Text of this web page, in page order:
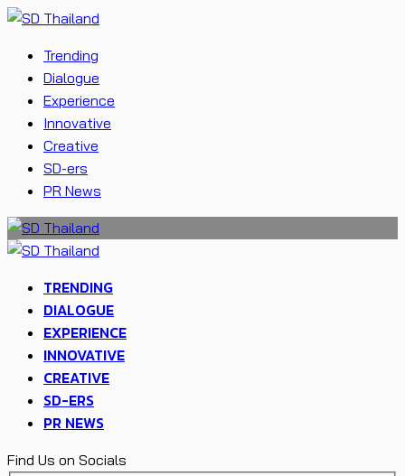
Trending
Dialogue
Experience
Innovative
Creative
SD-ers
PR News
TRENDING
DIALOGUE
EXPERIENCE
INNOVATIVE
CREATIVE
SD-ERS
PR NEWS
Find Us on Socials